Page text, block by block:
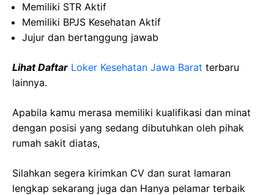
Memiliki STR Aktif
Memiliki BPJS Kesehatan Aktif
Jujur dan bertanggung jawab
Lihat Daftar Loker Kesehatan Jawa Barat terbaru
lainnya.
Apabila kamu merasa memiliki kualifikasi dan minat
dengan posisi yang sedang dibutuhkan oleh pihak
rumah sakit diatas,
Silahkan segera kirimkan CV dan surat lamaran
lengkap sekarang juga dan Hanya pelamar terbaik